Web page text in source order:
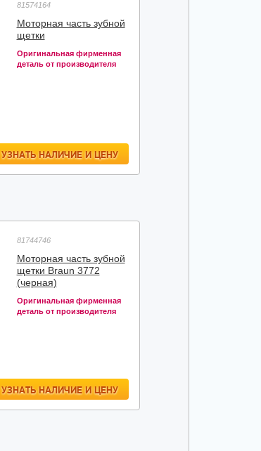
81574164
Моторная часть зубной
щетки
Оригинальная фирменная
деталь от производителя
УЗНАТЬ НАЛИЧИЕ И ЦЕНУ
81744746
Моторная часть зубной
щетки Braun 3772
(черная)
Оригинальная фирменная
деталь от производителя
УЗНАТЬ НАЛИЧИЕ И ЦЕНУ